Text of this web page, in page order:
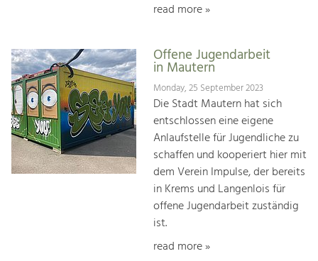
read more »
Offene Jugendarbeit
in Mautern
Monday, 25 September 2023
Die Stadt Mautern hat sich
entschlossen eine eigene
Anlaufstelle für Jugendliche zu
schaffen und kooperiert hier mit
dem Verein Impulse, der bereits
in Krems und Langenlois für
offene Jugendarbeit zuständig
ist.
read more »